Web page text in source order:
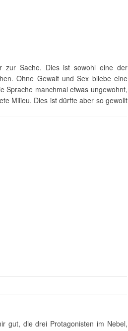
zur Sache. Dies ist sowohl eine der
Ohne Gewalt und Sex bliebe eine
Sprache manchmal etwas ungewohnt,
Milieu. Dies ist dürfte aber so gewollt
gut, die drei Protagonisten im Nebel,